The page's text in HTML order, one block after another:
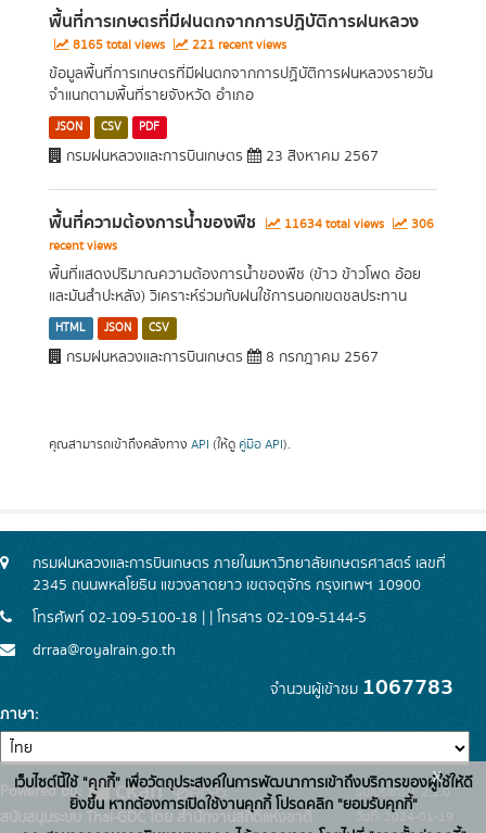
พื้นที่การเกษตรที่มีฝนตกจากการปฏิบัติการฝนหลวง
8165 total views 221 recent views
ข้อมูลพื้นที่การเกษตรที่มีฝนตกจากการปฏิบัติการฝนหลวงรายวัน
จำแนกตามพื้นที่รายจังหวัด อำเภอ
JSON CSV PDF
กรมฝนหลวงและการบินเกษตร 23 สิงหาคม 2567
พื้นที่ความต้องการน้ำของพืช 11634 total views
306
recent views
พื้นที่แสดงปริมาณความต้องการน้ำของพืช (ข้าว ข้าวโพด อ้อย
และมันสำปะหลัง) วิเคราะห์ร่วมกับฝนใช้การนอกเขตชลประทาน
HTML JSON CSV
กรมฝนหลวงและการบินเกษตร 8 กรกฎาคม 2567
คุณสามารถเข้าถึงคลังทาง API (ให้ดู คู่มือ API).
กรมฝนหลวงและการบินเกษตร ภายในมหาวิทยาลัยเกษตรศาสตร์ เลขที่
2345 ถนนพหลโยธิน แขวงลาดยาว เขตจตุจักร กรุงเทพฯ 10900
โทรศัพท์ 02-109-5100-18 | | โทรสาร 02-109-5144-5
drraa@royalrain.go.th
จำนวนผู้เข้าชม 1067783
ภาษา
Powered by:
สนับสนุนระบบ Thai-GDC โดย สำนักงานสถิติแห่งชาติ
รุ่นโปรแกรม: 2.1.0
วันที่: 2024-01-19
เว็บไซต์นี้ใช้ "คุกกี้" เพื่อวัตถุประสงค์ในการพัฒนาการเข้าถึงบริการของผู้ใช้ให้ดี
ยิ่งขึ้น หากต้องการเปิดใช้งานคุกกี้ โปรดคลิก "ยอมรับคุกกี้"
x